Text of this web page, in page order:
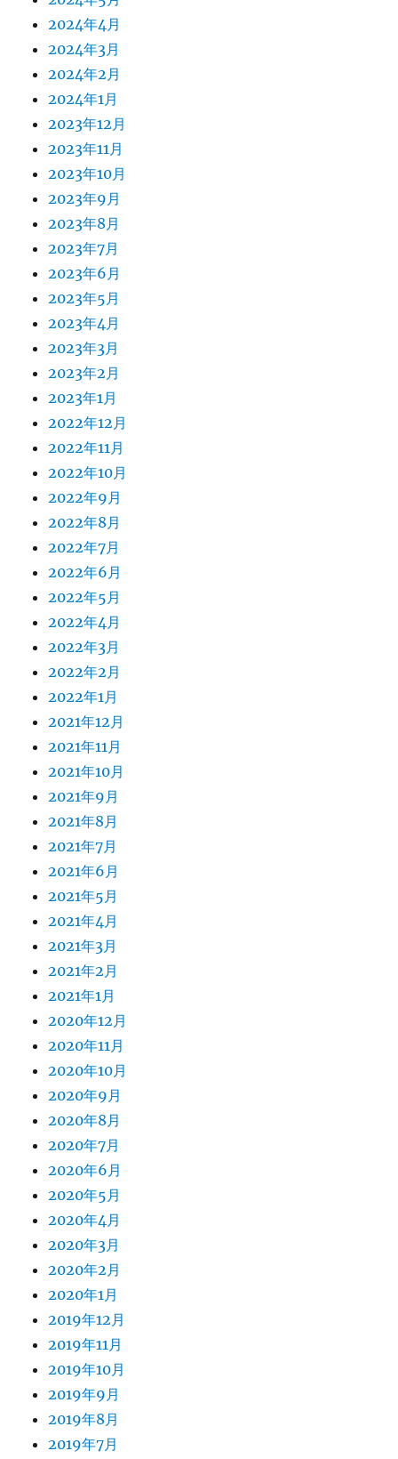
2024年4月
2024年3月
2024年2月
2024年1月
2023年12月
2023年11月
2023年10月
2023年9月
2023年8月
2023年7月
2023年6月
2023年5月
2023年4月
2023年3月
2023年2月
2023年1月
2022年12月
2022年11月
2022年10月
2022年9月
2022年8月
2022年7月
2022年6月
2022年5月
2022年4月
2022年3月
2022年2月
2022年1月
2021年12月
2021年11月
2021年10月
2021年9月
2021年8月
2021年7月
2021年6月
2021年5月
2021年4月
2021年3月
2021年2月
2021年1月
2020年12月
2020年11月
2020年10月
2020年9月
2020年8月
2020年7月
2020年6月
2020年5月
2020年4月
2020年3月
2020年2月
2020年1月
2019年12月
2019年11月
2019年10月
2019年9月
2019年8月
2019年7月